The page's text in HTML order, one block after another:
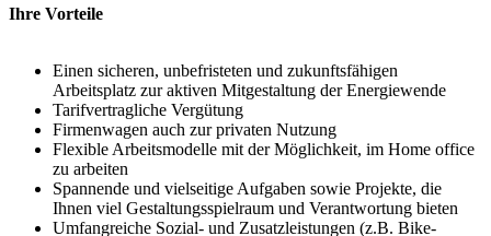
Ihre Vorteile
Einen sicheren, unbefristeten und zukunftsfähigen
Arbeitsplatz zur aktiven Mitgestaltung der Energiewende
Tarifvertragliche Vergütung
Firmenwagen auch zur privaten Nutzung
Flexible Arbeitsmodelle mit der Möglichkeit, im Home office
zu arbeiten
Spannende und vielseitige Aufgaben sowie Projekte, die
Ihnen viel Gestaltungsspielraum und Verantwortung bieten
Umfangreiche Sozial- und Zusatzleistungen (z.B. Bike-